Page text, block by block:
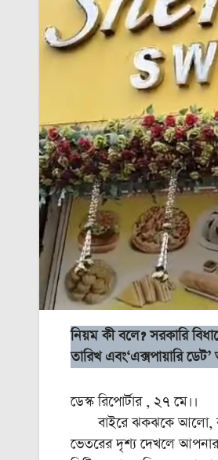
নিয়ম কী বলে? সরকারি
তারিখ এবং‘এক্সপায়ারি
ডেস্ক রিপোর্টার , ২৭ মে।।
বাইরে ঝকঝকে আলো,
ভেতরের দৃশ্য দেখলে আপনার